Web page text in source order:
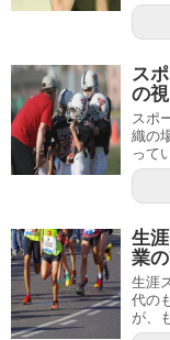
ス
の
スポ
織の
って
生
業
生涯
代の
が、